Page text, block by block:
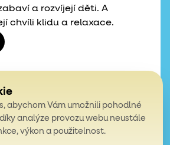
a rozvíjejí děti. A
chvíli klidu a relaxace.
4,9
abychom Vám umožnili pohodlné
analýze provozu webu neustále
výkon a použitelnost.